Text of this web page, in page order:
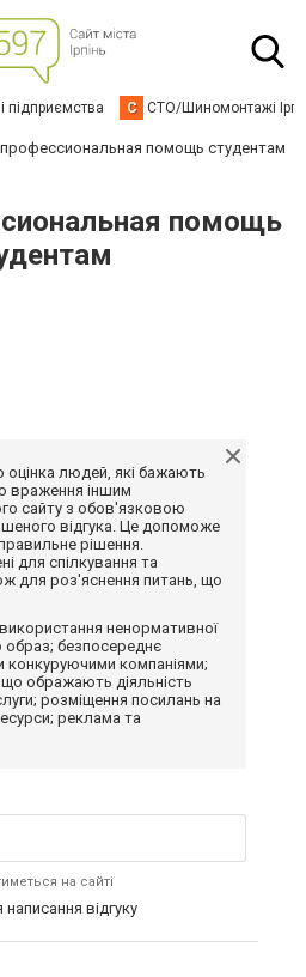
підприємства С СТО/Шиномонтажі
профессиональная помощь студентам
помощь
оцінка людей, які бажають
враження іншим
сайту з обов'язковою
відгука. Це допоможе
рішення.
для спілкування та
для роз'яснення питань, що
використання ненормативної
образ; безпосереднє
конкуруючими компаніями;
що ображають діяльність
розміщення посилань на
реклама та
на сайті
написання відгуку